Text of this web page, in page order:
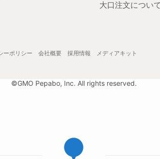
大口注文について
ーポリシー 会社概要 採用情報 メディアキット
©GMO Pepabo, Inc. All rights reserved.